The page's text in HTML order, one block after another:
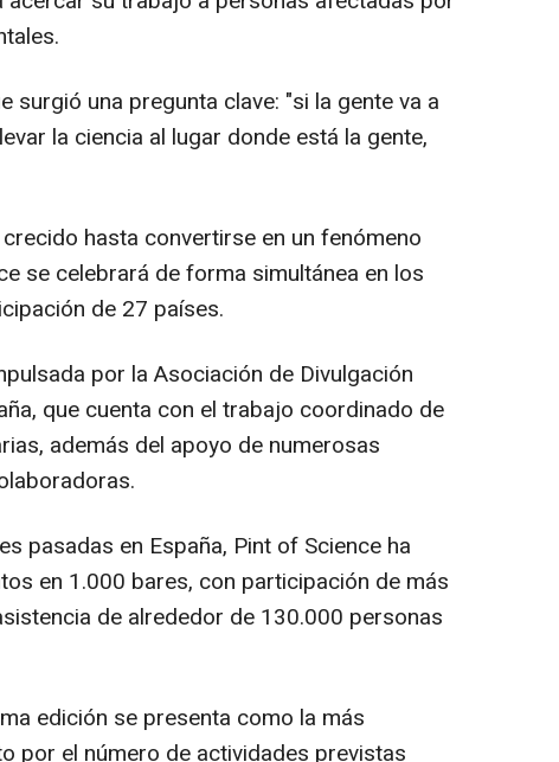
surgió una pregunta clave: "si la gente va a
la ciencia al lugar donde está la gente,
hasta convertirse en un fenómeno
se celebrará de forma simultánea en los
de 27 países.
por la Asociación de Divulgación
que cuenta con el trabajo coordinado de
además del apoyo de numerosas
pasadas en España, Pint of Science ha
en 1.000 bares, con participación de más
de alrededor de 130.000 personas
edición se presenta como la más
por el número de actividades previstas